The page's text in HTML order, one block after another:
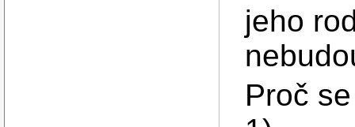
jeho
Proč